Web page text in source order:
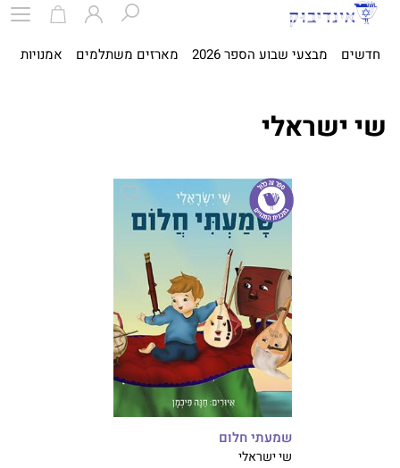
חדשים מבצעי שבוע הספר 2026 מארזים משתלמים אמנויות
שי ישראלי
שמעתי חלום
שי ישראלי